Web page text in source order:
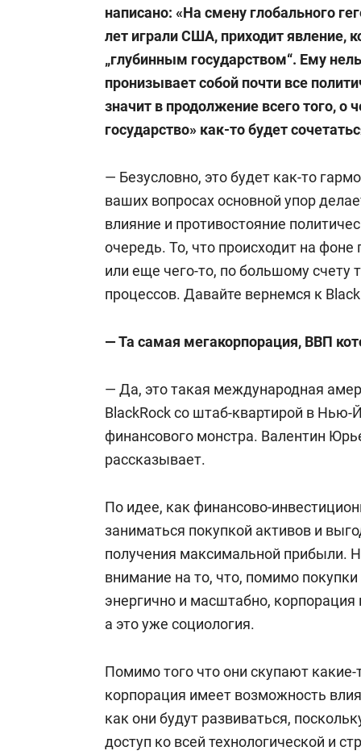
написано: «На смену глобального
лет играли США, приходит явление,
„глубинным государством“. Ему
пронизывает собой почти все
значит в продолжение всего того, о
государство» как-то будет
— Безусловно, это будет как-то
ваших вопросах основной упор
влияние и противостояние
очередь. То, что происходит на
или еще чего-то, по большому счету
процессов. Давайте вернемся к
— Та самая мегакорпорация, ВВП
— Да, это такая международная
BlackRock со штаб-квартирой в
финансового монстра. Валентин
рассказывает.
По идее, как финансово-
заниматься покупкой активов и
получения максимальной прибыли.
внимание на то, что, помимо
энергично и масштабно,
а это уже социология.
Помимо того что они скупают какие-
корпорация имеет возможность
как они будут развиваться,
доступ ко всей технологической и